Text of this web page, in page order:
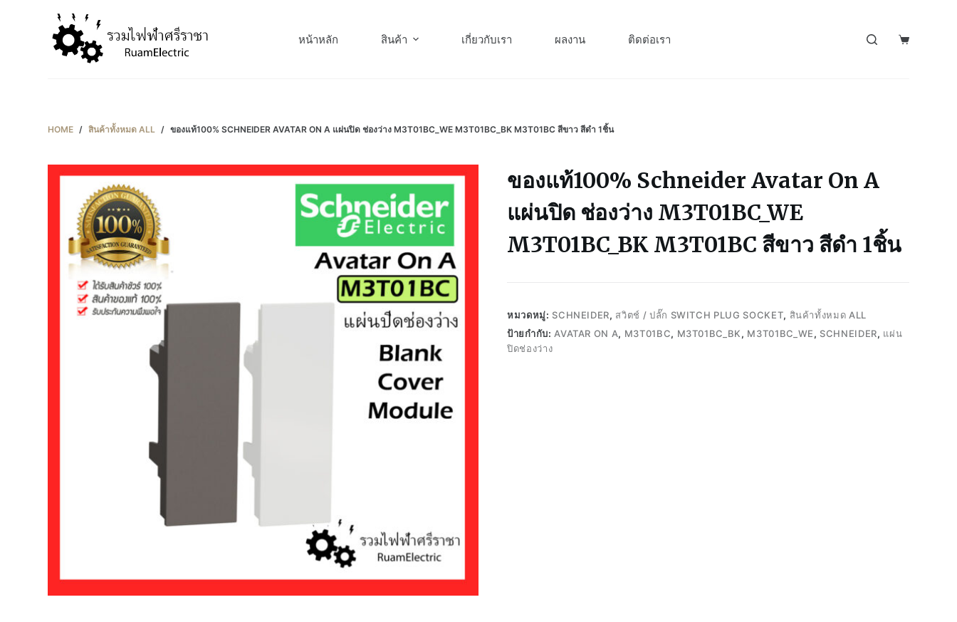
หน้าหลัก สินค้า เกี่ยวกับเรา ผลงาน ติดต่อเรา
HOME / สินค้าทั้งหมด ALL / ของแท้100% SCHNEIDER AVATAR ON A แผ่นปิด ช่องว่าง M3T01BC_WE M3T01BC_BK M3T01BC สีขาว สีดำ 1ชิ้น
ของแท้100% Schneider Avatar On A
แผ่นปิด ช่องว่าง M3T01BC_WE
M3T01BC_BK M3T01BC สีขาว สีดำ 1ชิ้น
หมวดหมู่: SCHNEIDER, สวิตช์ / ปลั๊ก SWITCH PLUG SOCKET, สินค้าทั้งหมด ALL
ป้ายกำกับ:AVATAR ON A, M3T01BC, M3T01BC_BK, M3T01BC_WE, SCHNEIDER, แผ่น
ปิดช่องว่าง